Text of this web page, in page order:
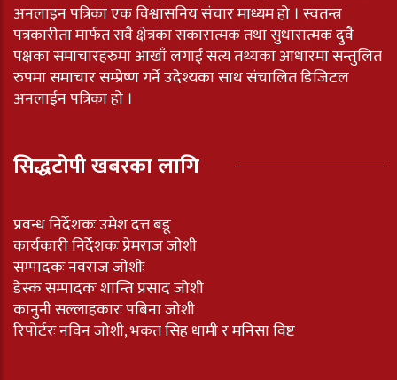
अनलाइन पत्रिका एक विश्वासनिय संचार माध्यम हो । स्वतन्त्र
पत्रकारीता मार्फत सवै क्षेत्रका सकारात्मक तथा सुधारात्मक दुवै
पक्षका समाचारहरुमा आखाँ लगाई सत्य तथ्यका आधारमा सन्तुलित
रुपमा समाचार सम्प्रेष्ण गर्ने उदेश्यका साथ संचालित डिजिटल
अनलाईन पत्रिका हो ।
सिद्धटोपी खबरका लागि
प्रवन्ध निर्देशकः उमेश दत्त बडू
कार्यकारी निर्देशकः प्रेमराज जोशी
सम्पादकः नवराज जोशीः
डेस्क सम्पादकः शान्ति प्रसाद जोशी
कानुनी सल्लाहकारः पबिना जोशी
रिपोर्टरः नविन जोशी, भकत सिह धामी र मनिसा विष्ट